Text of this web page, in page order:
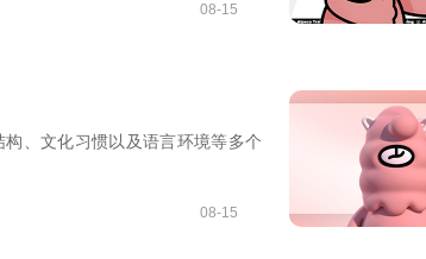
08-15
、文化习惯以及语言环境等多个
08-15